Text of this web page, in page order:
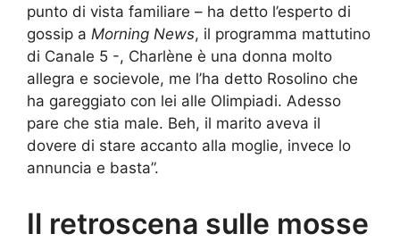
punto di vista familiare – ha detto l’esperto di
gossip a Morning News, il programma mattutino
di Canale 5 -, Charlène è una donna molto
allegra e socievole, me l’ha detto Rosolino che
ha gareggiato con lei alle Olimpiadi. Adesso
pare che stia male. Beh, il marito aveva il
dovere di stare accanto alla moglie, invece lo
annuncia e basta”.
Il retroscena sulle mosse